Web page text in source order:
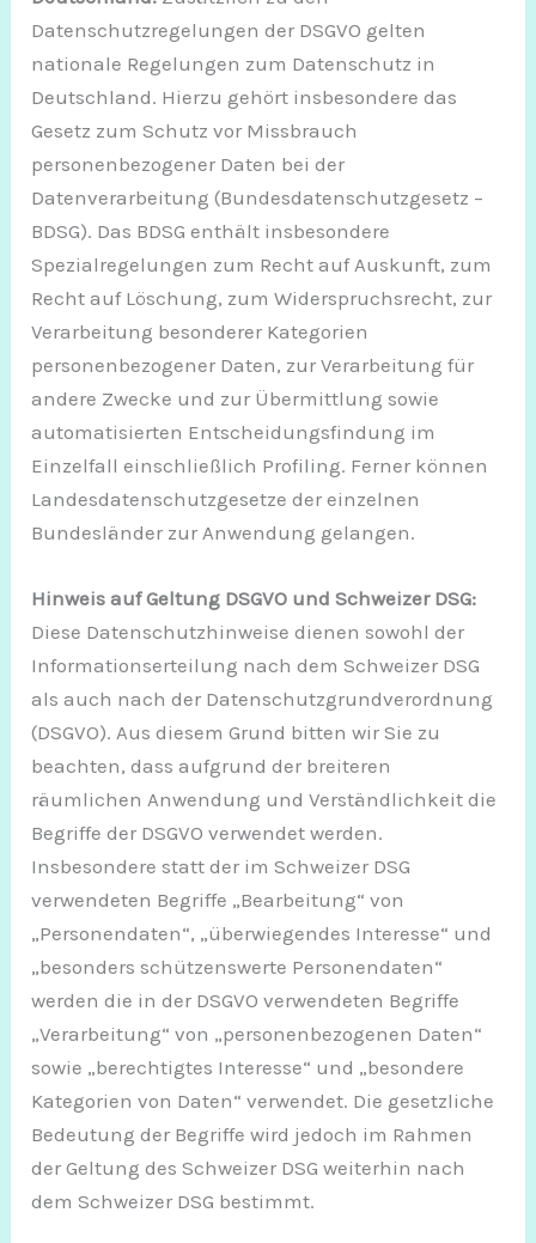
Datenschutzregelungen der DSGVO gelten
nationale Regelungen zum Datenschutz in
Deutschland. Hierzu gehört insbesondere das
Gesetz zum Schutz vor Missbrauch
personenbezogener Daten bei der
Datenverarbeitung (Bundesdatenschutzgesetz –
BDSG). Das BDSG enthält insbesondere
Spezialregelungen zum Recht auf Auskunft, zum
Recht auf Löschung, zum Widerspruchsrecht, zur
Verarbeitung besonderer Kategorien
personenbezogener Daten, zur Verarbeitung für
andere Zwecke und zur Übermittlung sowie
automatisierten Entscheidungsfindung im
Einzelfall einschließlich Profiling. Ferner können
Landesdatenschutzgesetze der einzelnen
Bundesländer zur Anwendung gelangen.
Hinweis auf Geltung DSGVO und Schweizer DSG:
Diese Datenschutzhinweise dienen sowohl der
Informationserteilung nach dem Schweizer DSG
als auch nach der Datenschutzgrundverordnung
(DSGVO). Aus diesem Grund bitten wir Sie zu
beachten, dass aufgrund der breiteren
räumlichen Anwendung und Verständlichkeit die
Begriffe der DSGVO verwendet werden.
Insbesondere statt der im Schweizer DSG
verwendeten Begriffe „Bearbeitung“ von
„Personendaten“, „überwiegendes Interesse“ und
„besonders schützenswerte Personendaten“
werden die in der DSGVO verwendeten Begriffe
„Verarbeitung“ von „personenbezogenen Daten“
sowie „berechtigtes Interesse“ und „besondere
Kategorien von Daten“ verwendet. Die gesetzliche
Bedeutung der Begriffe wird jedoch im Rahmen
der Geltung des Schweizer DSG weiterhin nach
dem Schweizer DSG bestimmt.